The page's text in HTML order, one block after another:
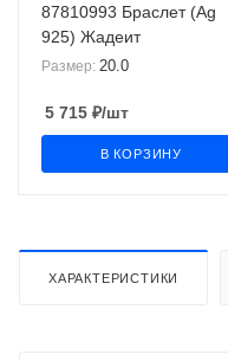
87810993 Браслет (Ag
925) Жадеит
Размер: 20.0
5 715 ₽/шт
В КОРЗИНУ
ХАРАКТЕРИСТИКИ